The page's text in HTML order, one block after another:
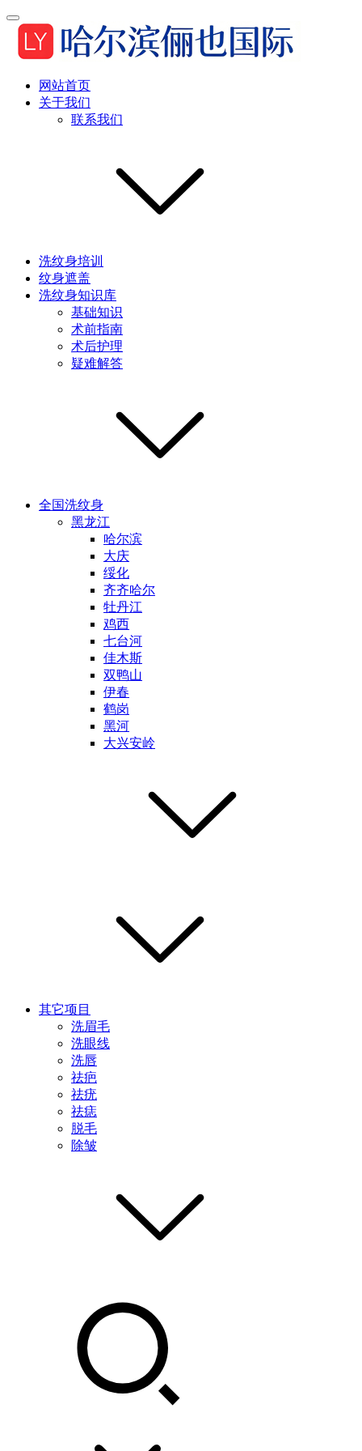
网站首页
关于我们
联系我们
洗纹身培训
纹身遮盖
洗纹身知识库
基础知识
术前指南
术后护理
疑难解答
全国洗纹身
黑龙江
哈尔滨
大庆
绥化
齐齐哈尔
牡丹江
鸡西
七台河
佳木斯
双鸭山
伊春
鹤岗
黑河
大兴安岭
其它项目
洗眉毛
洗眼线
洗唇
祛疤
祛疣
祛痣
脱毛
除皱